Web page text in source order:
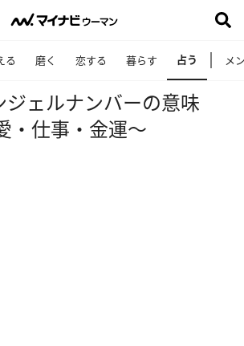
る 磨く 恋する 暮らす 占う メ
ジェルナンバーの意味
仕事・金運～